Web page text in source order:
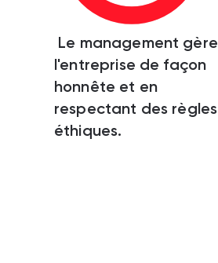
Le management gère
l'entreprise de façon
honnête et en
respectant des règles
éthiques.